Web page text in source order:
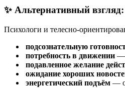
✨ Альтернативный
Психологи и
подсознательную
потребность в движении —
подавленное желание
ожидание хороших
энергетический подъём —